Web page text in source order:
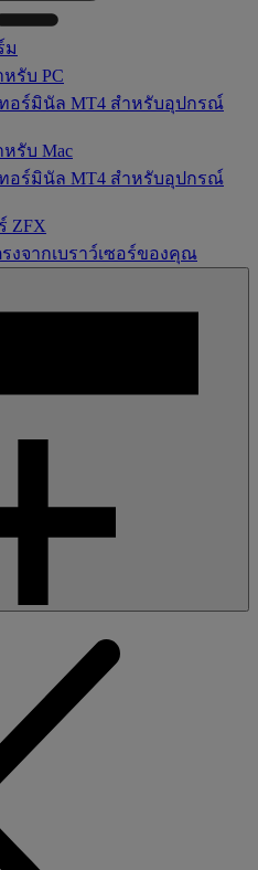
ม
หรับ PC
อร์มินัล MT4 สำหรับอุปกรณ์
หรับ Mac
อร์มินัล MT4 สำหรับอุปกรณ์
ZFX
งจากเบราว์เซอร์ของคุณ